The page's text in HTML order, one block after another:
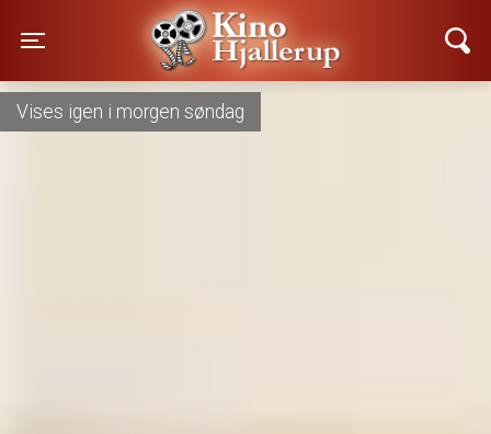
Toggle navigation
Kino Hjallerup
Vises nu